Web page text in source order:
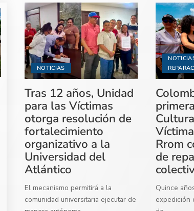
NOTICIAS
Tras 12 años, Unidad
para las Víctimas
otorga resolución de
fortalecimiento
organizativo a la
Universidad del
Atlántico
El mecanismo permitirá a la
comunidad universitaria ejecutar de
Rrom
de
Quince
expedición